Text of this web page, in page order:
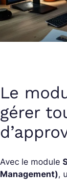
Le
gérer
Avec le module
Management),